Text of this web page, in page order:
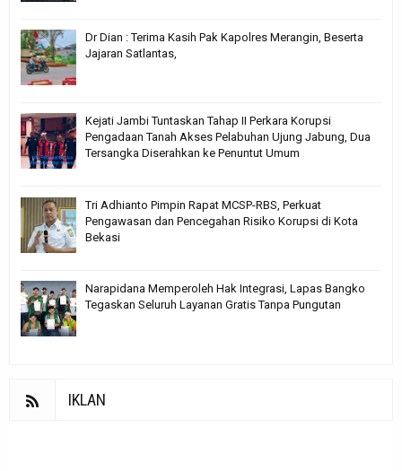
Dr Dian : Terima Kasih Pak Kapolres Merangin, Beserta
Jajaran Satlantas,
Kejati Jambi Tuntaskan Tahap II Perkara Korupsi
Pengadaan Tanah Akses Pelabuhan Ujung Jabung, Dua
Tersangka Diserahkan ke Penuntut Umum
Tri Adhianto Pimpin Rapat MCSP-RBS, Perkuat
Pengawasan dan Pencegahan Risiko Korupsi di Kota
Bekasi
Narapidana Memperoleh Hak Integrasi, Lapas Bangko
Tegaskan Seluruh Layanan Gratis Tanpa Pungutan
IKLAN